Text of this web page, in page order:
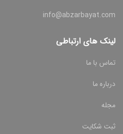
info@abzarbayat.com
لینک های ارتباطی
تماس با ما
درباره ما
مجله
ثبت شکایت